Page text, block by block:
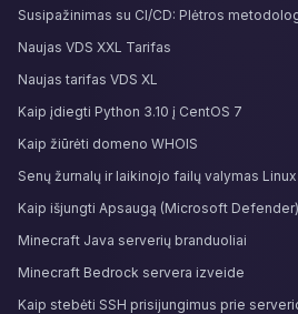
Susipažinimas su CI/CD: Plėtros
Naujas VDS XXL Tarifas
Naujas tarifas VDS XL
Kaip įdiegti Python 3.10 į CentOS 7
Kaip žiūrėti domeno WHOIS
Senų žurnalų ir laikinojo failų valymas
Kaip išjungti Apsaugą (Microsoft
Minecraft Java serverių branduoliai
Minecraft Bedrock servera izveide
Kaip stebėti SSH prisijungimus prie